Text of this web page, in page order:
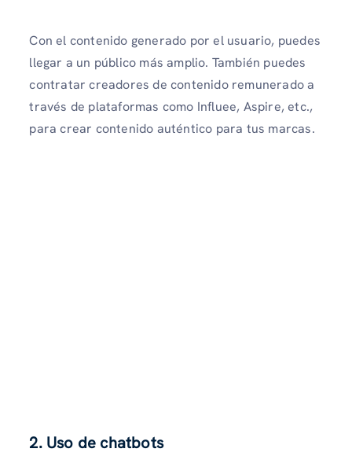
Con el contenido generado por el usuario, puedes
llegar a un público más amplio. También puedes
contratar creadores de contenido remunerado a
través de plataformas como Influee, Aspire, etc.,
para crear contenido auténtico para tus marcas.
2. Uso de chatbots